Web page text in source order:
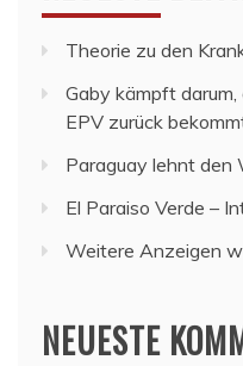
Theorie zu den
Gaby kämpft
EPV zurück
Paraguay lehnt den
El Paraiso Verde –
Weitere Anzeigen
NEUESTE